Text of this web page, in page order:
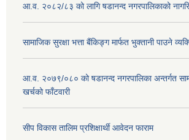
आ.व. २०८२/८३ को लागि षडानन्द नगरपालिकाको
सामाजिक सुरक्षा भत्ता बैंकिङ्ग मार्फत भुक्तानी पाउने
आ.व. २०७९/०८० को षडानन्द नगरपालिका अन्तर्गत
खर्चको फाँटवारी
सीप विकास तालिम प्रशिक्षार्थी आवेदन फाराम